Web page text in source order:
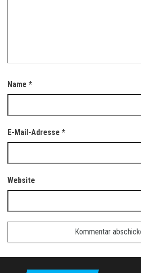
Name *
E-Mail-Adresse *
Website